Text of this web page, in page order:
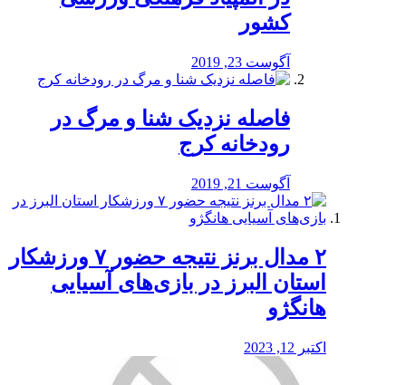
کشور
آگوست 23, 2019
️فاصله نزدیک شنا و مرگ در
رودخانه کرج
آگوست 21, 2019
۲ مدال برنز نتیجه حضور ۷ ورزشکار
استان البرز در بازی‌های آسیایی
هانگژو
اکتبر 12, 2023